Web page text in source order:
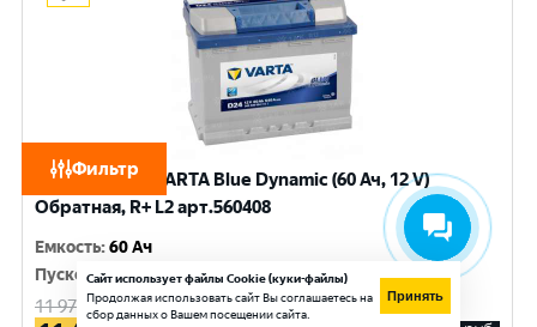
Фильтр
Аккумулятор VARTA Blue Dynamic (60 Ач, 12 V)
Обратная, R+ L2 арт.560408
Емкость:60 Ач
Пусковой ток:540 A
11 970 руб.
Сайт использует файлы Cookie (куки-файлы)
Продолжая использовать сайт Вы соглашаетесь на
сбор данных о Вашем посещении сайта.
Принять